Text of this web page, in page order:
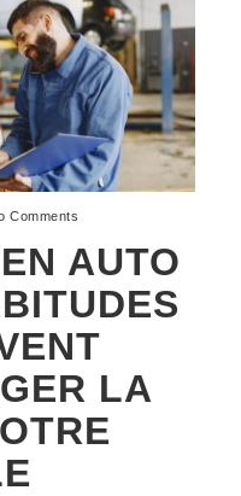
Comments
AUTO
LA